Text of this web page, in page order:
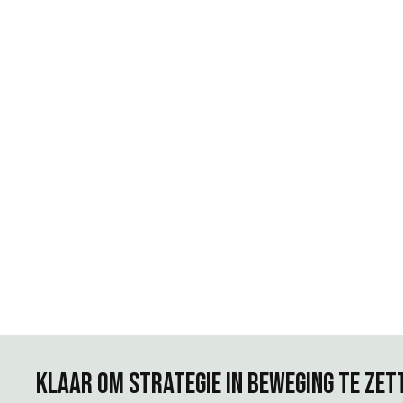
Klaar om strategie in beweging te